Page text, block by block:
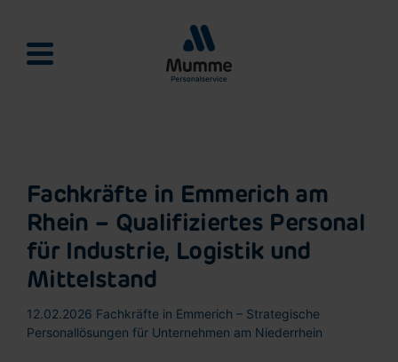
Mumme Personalservie
Fachkräfte in Emmerich am
Rhein – Qualifiziertes Personal
für Industrie, Logistik und
Mittelstand
12.02.2026 Fachkräfte in Emmerich – Strategische
Personallösungen für Unternehmen am Niederrhein